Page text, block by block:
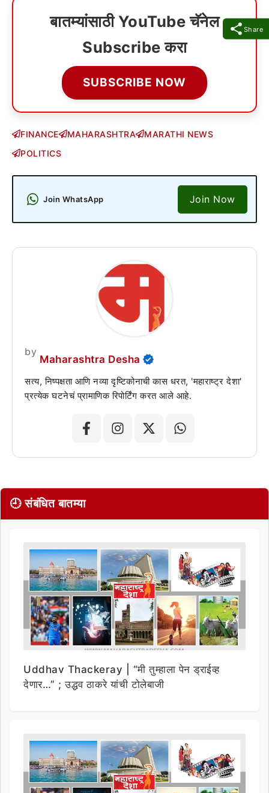
Share
बातम्यांसाठी YouTube चॅनेल
Subscribe करा
SUBSCRIBE NOW
FINANCE MAHARASHTRA
MARATHI NEWS
POLITICS
Join WhatsApp Join Now
by
Maharashtra Desha
सत्य, निष्पक्षता आणि नव्या दृष्टिकोनाची कास धरत, 'महाराष्ट्र देशा'
प्रत्येक घटनेचं प्रामाणिक रिपोर्टिंग करत आले आहे.
🕘 संबंधित बातम्या
Uddhav Thackeray | “मी तुम्हाला पेन ड्राईव्ह
देणार…” ; उद्धव ठाकरे यांची टोलेबाजी